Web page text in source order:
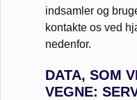
indsamler og
kontakte os ved
nedenfor.
DATA, SOM
VEGNE: